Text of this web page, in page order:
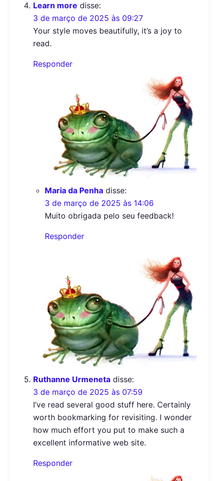
Learn more disse:
3 de março de 2025 às 09:27
Your style moves beautifully, it’s a joy to
read.
Responder
Maria da Penha disse:
3 de março de 2025 às 14:06
Muito obrigada pelo seu feedback!
Responder
Ruthanne Urmeneta disse:
3 de março de 2025 às 07:59
I’ve read several good stuff here. Certainly
worth bookmarking for revisiting. I wonder
how much effort you put to make such a
excellent informative web site.
Responder